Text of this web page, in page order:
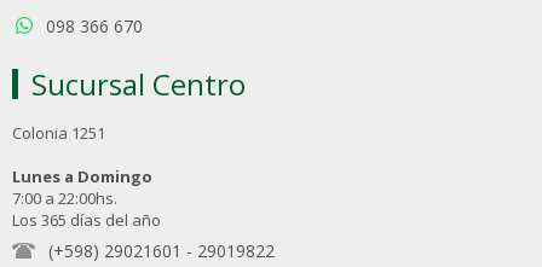
098 366 670
Sucursal Centro
Colonia 1251
Lunes a Domingo
7:00 a 22:00hs.
Los 365 días del año
(+598) 29021601 - 29019822